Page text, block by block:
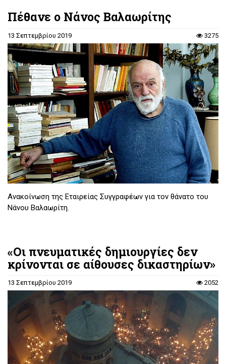
Πέθανε ο Νάνος Βαλαωρίτης
13 Σεπτεμβρίου 2019 3275
Ανακοίνωση της Εταιρείας Συγγραφέων για τον θάνατο του
Νάνου Βαλαωρίτη.
«Oι πνευματικές δημιουργίες δεν
κρίνονται σε αίθουσες δικαστηρίων»
13 Σεπτεμβρίου 2019 2052